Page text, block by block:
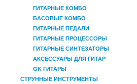
ГИТАРНЫЕ КОМБО
БАСОВЫЕ КОМБО
ГИТАРНЫЕ ПЕДАЛИ
ГИТАРНЫЕ ПРОЦЕССОРЫ
ГИТАРНЫЕ СИНТЕЗАТОРЫ
АКСЕССУАРЫ ДЛЯ ГИТАР
GK ГИТАРЫ
СТРУННЫЕ ИНСТРУМЕНТЫ